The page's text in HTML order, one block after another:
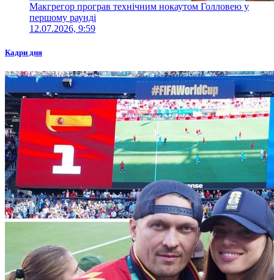
Макгрегор програв технічним нокаутом Голловею у
першому раунді
12.07.2026, 9:59
Кадри дня